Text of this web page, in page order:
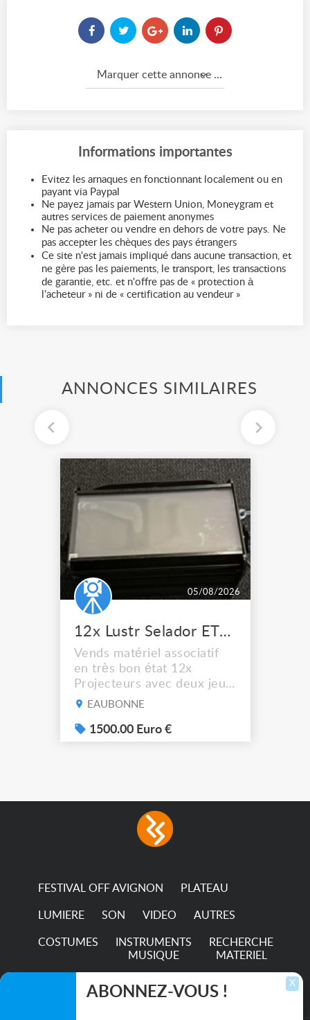
Marquer cette annonce comme...
Informations importantes
Evitez les arnaques en fonctionnant localement ou en
payant via Paypal
Ne payez jamais par Western Union, Moneygram et
autres services de paiement anonymes
Ne pas acheter ou vendre en dehors de votre pays. Ne
pas accepter les chèques des pays étrangers
Ce site n'est jamais impliqué dans aucune transaction, et
ne gère pas les paiements, le transport, les transactions
de garantie, etc. et n'offre pas de « protection à
l’acheteur » ni de « certification au vendeur »
ANNONCES SIMILAIRES
05/08/2026
12x Lustr Selador ETC Led 7x colors filtres
Vends matériel associatif
en très bon état 12x
Projecteurs avec deux jeux
de filtre filtre Lustr Selador
system – seven colour
LEDs providing the
consumption The
permanence of a 50,000-
EAUBONNE
1500.00 Euro €
FESTIVAL OFF AVIGNON PLATEAU
LUMIERE SON VIDEO AUTRES
COSTUMES
INSTRUMENTS
MUSIQUE
RECHERCHE
MATERIEL
TRANSPORTS X
ABONNEZ-VOUS !